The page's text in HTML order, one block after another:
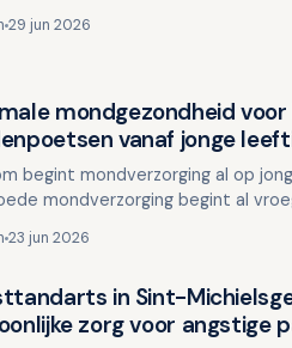
Een z…
29 jun 2026
nieuws
mondgezondheid voor
vanaf jonge
begint mondverzorging al op
mondverzorging begint al
23 jun 2026
nieuws
in Sint-
zorg voor angstige